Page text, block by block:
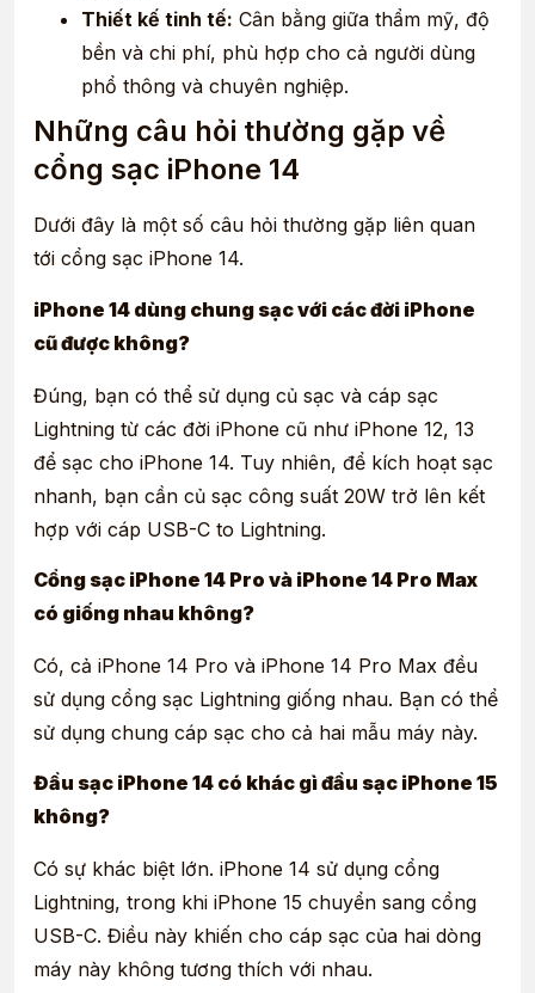
Thiết kế tinh tế: Cân bằng giữa thẩm mỹ, độ
bền và chi phí, phù hợp cho cả người dùng
phổ thông và chuyên nghiệp.
Những câu hỏi thường gặp về
cổng sạc iPhone 14
Dưới đây là một số câu hỏi thường gặp liên quan
tới cổng sạc iPhone 14.
iPhone 14 dùng chung sạc với các đời iPhone
cũ được không?
Đúng, bạn có thể sử dụng củ sạc và cáp sạc
Lightning từ các đời iPhone cũ như iPhone 12, 13
để sạc cho iPhone 14. Tuy nhiên, để kích hoạt sạc
nhanh, bạn cần củ sạc công suất 20W trở lên kết
hợp với cáp USB-C to Lightning.
Cổng sạc iPhone 14 Pro và iPhone 14 Pro Max
có giống nhau không?
Có, cả iPhone 14 Pro và iPhone 14 Pro Max đều
sử dụng cổng sạc Lightning giống nhau. Bạn có thể
sử dụng chung cáp sạc cho cả hai mẫu máy này.
Đầu sạc iPhone 14 có khác gì đầu sạc iPhone 15
không?
Có sự khác biệt lớn. iPhone 14 sử dụng cổng
Lightning, trong khi iPhone 15 chuyển sang cổng
USB-C. Điều này khiến cho cáp sạc của hai dòng
máy này không tương thích với nhau.